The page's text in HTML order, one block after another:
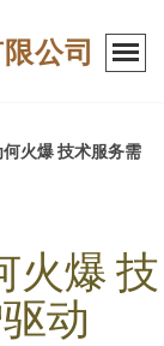
公司
火爆 技术服务需
火爆 技
动